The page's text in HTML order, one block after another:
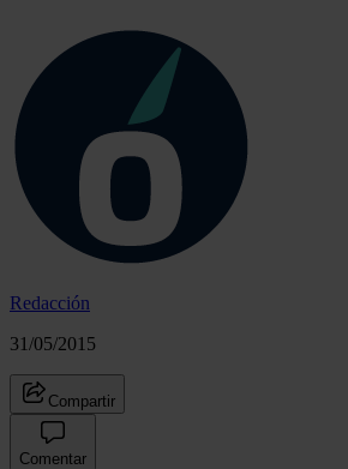
Redacción
31/05/2015
Compartir
Comentar